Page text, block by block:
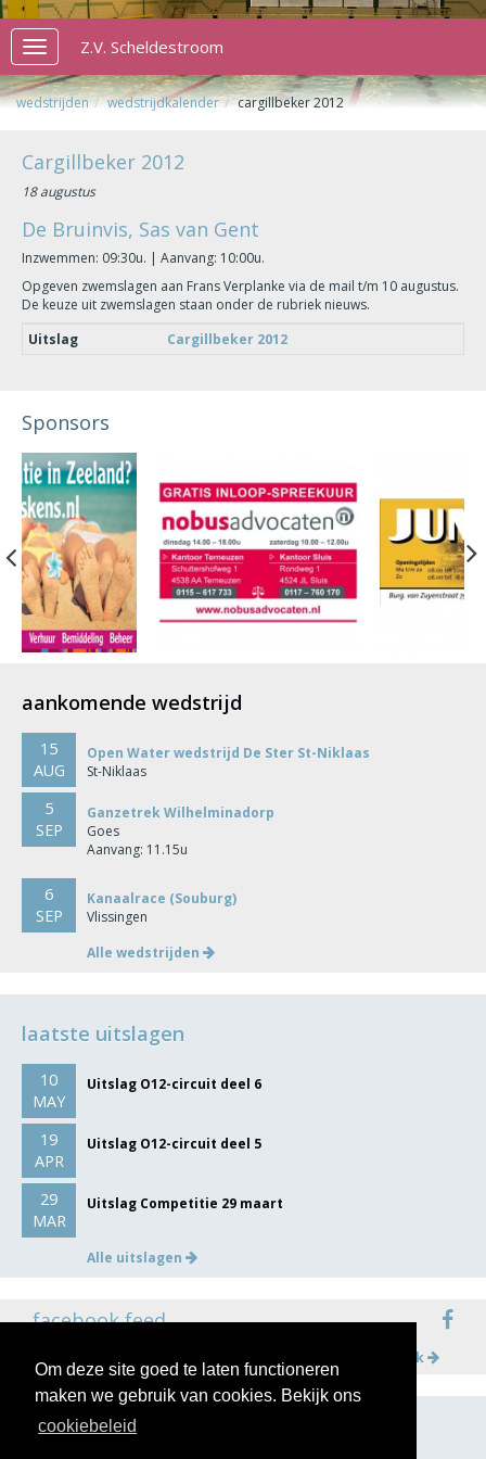
Om deze site goed te laten functioneren
maken we gebruik van cookies. Bekijk ons
cookiebeleid
Toggle
navigation
Z.V. Scheldestroom
wedstrijden wedstrijdkalender cargillbeker 2012
Cargillbeker 2012
18 augustus
De Bruinvis, Sas van Gent
Inzwemmen: 09:30u. | Aanvang: 10:00u.
Opgeven zwemslagen aan Frans Verplanke via de mail t/m 10 augustus.
De keuze uit zwemslagen staan onder de rubriek nieuws.
Uitslag
Cargillbeker 2012
Sponsors
Previous
aankomende wedstrijd
15
AUG
Open Water wedstrijd De Ster St-Niklaas
St-Niklaas
5
SEP
Ganzetrek Wilhelminadorp
Goes
Aanvang: 11.15u
6
SEP
Kanaalrace (Souburg)
Vlissingen
Alle wedstrijden
laatste uitslagen
10
MAY
Uitslag O12-circuit deel 6
19
APR
Uitslag O12-circuit deel 5
29
MAR
Uitslag Competitie 29 maart
Alle uitslagen
facebook feed
Meer op facebook
volg ons op